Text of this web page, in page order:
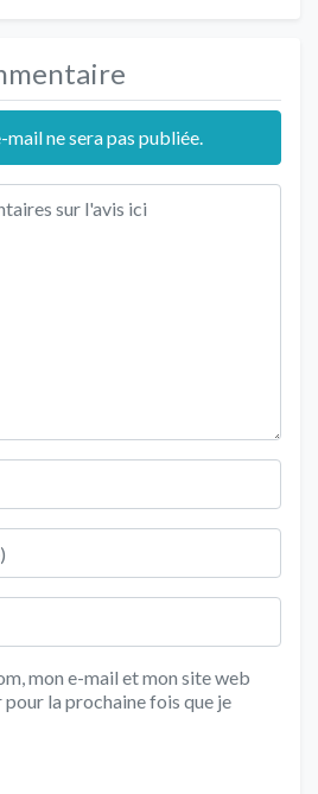
ne sera pas publiée.
mon e-mail et mon site web
pour la prochaine fois que je